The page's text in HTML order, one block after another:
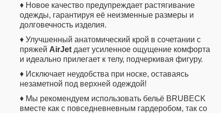
♦ Новое качество предупреждает растягивание
одежды, гарантируя её неизменные размеры и
долговечность изделия.
♦ Улучшенный анатомический крой в сочетании с
пряжей AirJet дает усиленное ощущение комфорта
и идеально прилегает к телу, подчеркивая фигуру.
♦ Исключает неудобства при носке, оставаясь
незаметной под верхней одеждой!
♦ Мы рекомендуем использовать бельё BRUBECK
вместе как с повседневневным гардеробом, так со